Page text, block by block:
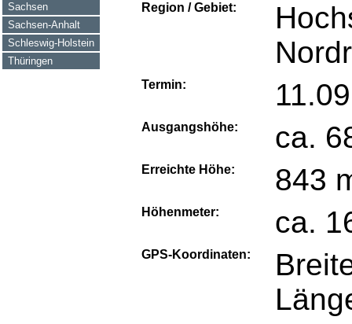
Sachsen
Sachsen-Anhalt
Schleswig-Holstein
Thüringen
Region / Gebiet:
Termin:
Ausgangshöhe: ca.
Erreichte Höhe: 843
Höhenmeter: ca.
GPS-Koordinaten: